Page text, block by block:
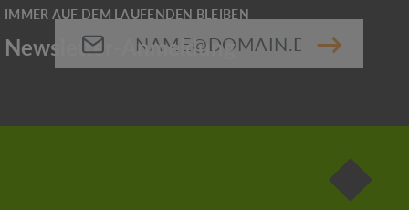
Pflichtfelder.